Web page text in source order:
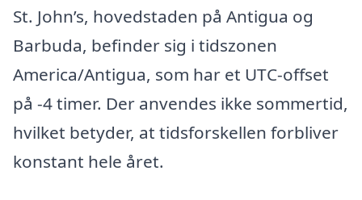
St. John’s, hovedstaden på Antigua og
Barbuda, befinder sig i tidszonen
America/Antigua, som har et UTC-offset
på -4 timer. Der anvendes ikke sommertid,
hvilket betyder, at tidsforskellen forbliver
konstant hele året.